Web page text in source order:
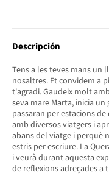
Descripción
Tens a les teves mans un
nosaltres. Et convidem a
t'agradi. Gaudeix molt
seva mare Marta, inicia
passaran per estacions
amb diversos viatgers i
abans del viatge i perquè
estris per escriure. La
i veurà durant aquesta
de reflexions adreçades a